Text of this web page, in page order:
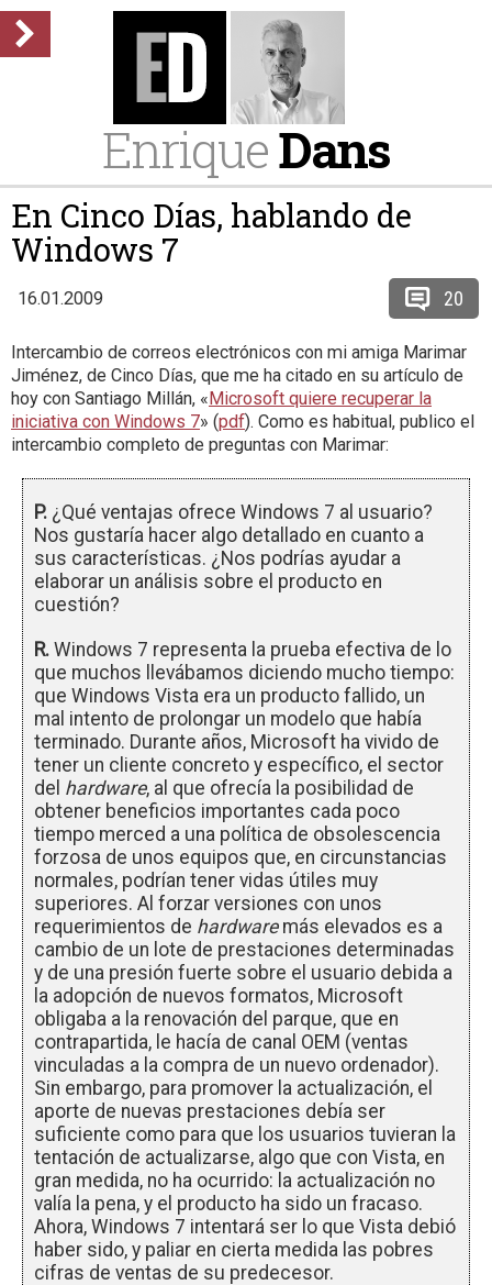
EnriqueDans
En Cinco Días, hablando de
Windows 7
16.01.2009 20
Intercambio de correos electrónicos con mi amiga Marimar
Jiménez, de Cinco Días, que me ha citado en su artículo de
hoy con Santiago Millán, «Microsoft quiere recuperar la
iniciativa con Windows 7» (pdf). Como es habitual, publico el
intercambio completo de preguntas con Marimar:
P. ¿Qué ventajas ofrece Windows 7 al usuario?
Nos gustaría hacer algo detallado en cuanto a
sus características. ¿Nos podrías ayudar a
elaborar un análisis sobre el producto en
cuestión?
R. Windows 7 representa la prueba efectiva de lo
que muchos llevábamos diciendo mucho tiempo:
que Windows Vista era un producto fallido, un
mal intento de prolongar un modelo que había
terminado. Durante años, Microsoft ha vivido de
tener un cliente concreto y específico, el sector
del hardware, al que ofrecía la posibilidad de
obtener beneficios importantes cada poco
tiempo merced a una política de obsolescencia
forzosa de unos equipos que, en circunstancias
normales, podrían tener vidas útiles muy
superiores. Al forzar versiones con unos
requerimientos de hardwaremás elevados es a
cambio de un lote de prestaciones determinadas
y de una presión fuerte sobre el usuario debida a
la adopción de nuevos formatos, Microsoft
obligaba a la renovación del parque, que en
contrapartida, le hacía de canal OEM (ventas
vinculadas a la compra de un nuevo ordenador).
Sin embargo, para promover la actualización, el
aporte de nuevas prestaciones debía ser
suficiente como para que los usuarios tuvieran la
tentación de actualizarse, algo que con Vista, en
gran medida, no ha ocurrido: la actualización no
valía la pena, y el producto ha sido un fracaso.
Ahora, Windows 7 intentará ser lo que Vista debió
haber sido, y paliar en cierta medida las pobres
cifras de ventas de su predecesor.